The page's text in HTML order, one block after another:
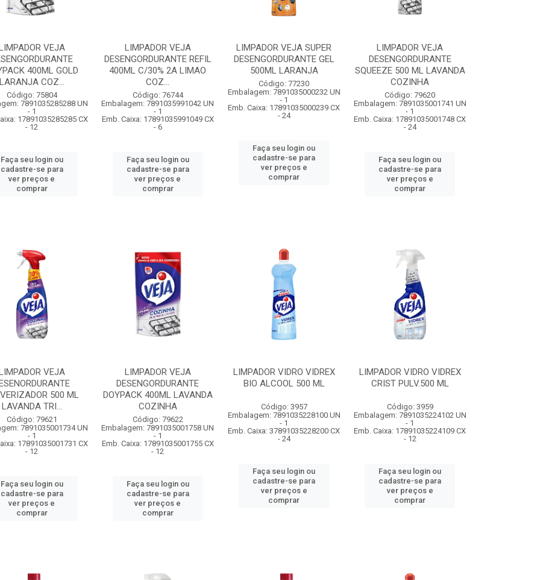
VEJA
400ML GOLD
LARANJA COZ...
Código: 75804
7891035285288 UN
- 1
17891035285285 CX
- 12
Faça seu login ou
cadastre-se para
ver preços e
comprar
LIMPADOR VEJA
DESENGORDURANTE REFIL
400ML C/30% 2A LIMAO
COZ...
Código: 76744
Embalagem: 7891035991042 UN
- 1
Emb. Caixa: 17891035991049 CX
- 6
Faça seu login ou
cadastre-se para
ver preços e
comprar
LIMPADOR VEJA SUPER
DESENGORDURANTE GEL
500ML LARANJA
Código: 77230
Embalagem: 7891035000232 UN
- 1
Emb. Caixa: 17891035000239 CX
- 24
Faça seu login ou
cadastre-se para
ver preços e
comprar
LIMPADOR VEJA
DESENGORDURANTE
SQUEEZE 500 ML LAVANDA
COZINHA
Código: 79620
Embalagem: 7891035001741 UN
- 1
Emb. Caixa: 17891035001748 CX
- 24
Faça seu login ou
cadastre-se para
ver preços e
comprar
VEJA
500 ML
LAVANDA TRI...
Código: 79621
7891035001734 UN
- 1
17891035001731 CX
- 12
Faça seu login ou
cadastre-se para
ver preços e
comprar
LIMPADOR VEJA
DESENGORDURANTE
DOYPACK 400ML LAVANDA
COZINHA
Código: 79622
Embalagem: 7891035001758 UN
- 1
Emb. Caixa: 17891035001755 CX
- 12
Faça seu login ou
cadastre-se para
ver preços e
comprar
LIMPADOR VIDRO VIDREX
BIO ALCOOL 500 ML
Código: 3957
Embalagem: 7891035228100 UN
- 1
Emb. Caixa: 37891035228200 CX
- 24
Faça seu login ou
cadastre-se para
ver preços e
comprar
LIMPADOR VIDRO VIDREX
CRIST PULV.500 ML
Código: 3959
Embalagem: 7891035224102 UN
- 1
Emb. Caixa: 17891035224109 CX
- 12
Faça seu login ou
cadastre-se para
ver preços e
comprar